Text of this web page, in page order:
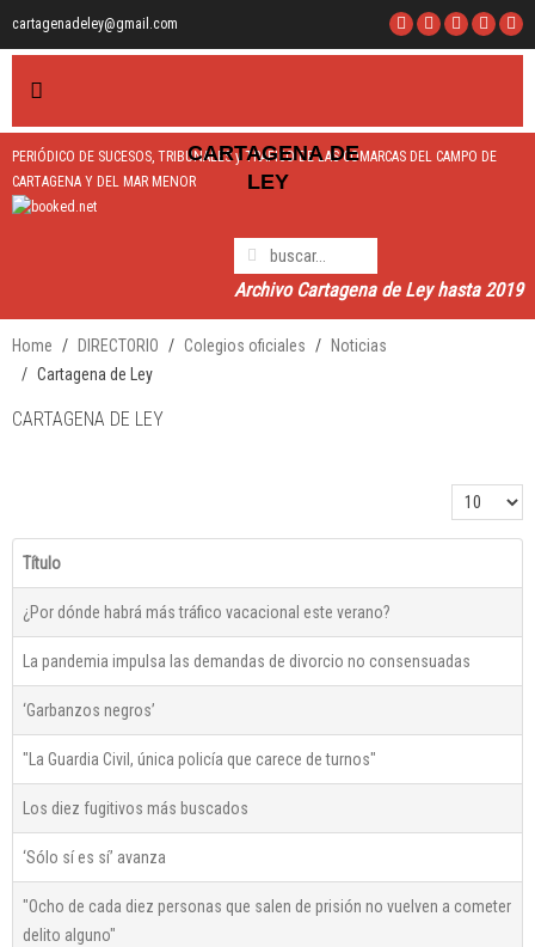
cartagenadeley@gmail.com
CARTAGENA DE
LEY
PERIÓDICO DE SUCESOS, TRIBUNALES y TRÁFICO DE LAS COMARCAS DEL CAMPO DE
CARTAGENA Y DEL MAR MENOR
Archivo Cartagena de Ley hasta 2019
Home DIRECTORIO Colegios oficiales
Noticias
Cartagena de Ley
CARTAGENA DE LEY
Cantidad
Título
¿Por dónde habrá más tráfico vacacional este verano?
La pandemia impulsa las demandas de divorcio no consensuadas
‘Garbanzos negros’
"La Guardia Civil, única policía que carece de turnos"
Los diez fugitivos más buscados
‘Sólo sí es sí’ avanza
"Ocho de cada diez personas que salen de prisión no vuelven a cometer
delito alguno"